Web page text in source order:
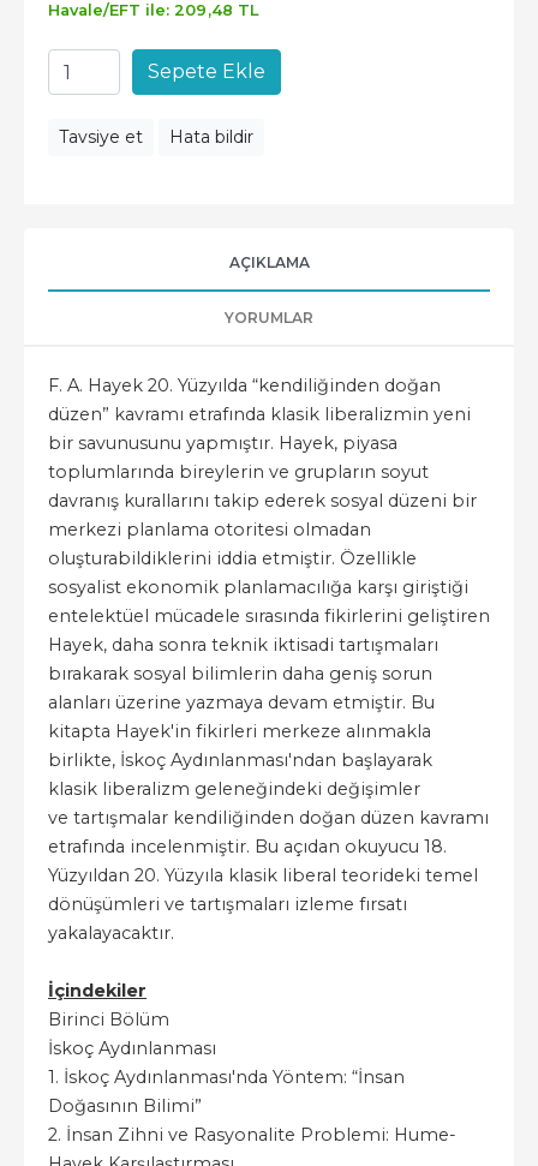
Havale/EFT ile: 209 ,48 TL
Sepete Ekle
Tavsiye et Hata bildir
AÇIKLAMA
YORUMLAR
F. A. Hayek 20. Yüzyılda “kendiliğinden doğan
düzen” kavramı etrafında klasik liberalizmin yeni
bir savunusunu yapmıştır. Hayek, piyasa
toplumlarında bireylerin ve grupların soyut
davranış kurallarını takip ederek sosyal düzeni bir
merkezi planlama otoritesi olmadan
oluşturabildiklerini iddia etmiştir. Özellikle
sosyalist ekonomik planlamacılığa karşı giriştiği
entelektüel mücadele sırasında fikirlerini geliştiren
Hayek, daha sonra teknik iktisadi tartışmaları
bırakarak sosyal bilimlerin daha geniş sorun
alanları üzerine yazmaya devam etmiştir. Bu
kitapta Hayek'in fikirleri merkeze alınmakla
birlikte, İskoç Aydınlanması'ndan başlayarak
klasik liberalizm geleneğindeki değişimler
ve tartışmalar kendiliğinden doğan düzen kavramı
etrafında incelenmiştir. Bu açıdan okuyucu 18.
Yüzyıldan 20. Yüzyıla klasik liberal teorideki temel
dönüşümleri ve tartışmaları izleme fırsatı
yakalayacaktır.
İçindekiler
Birinci Bölüm
İskoç Aydınlanması
1. İskoç Aydınlanması'nda Yöntem: “İnsan
Doğasının Bilimi”
2. İnsan Zihni ve Rasyonalite Problemi: Hume-